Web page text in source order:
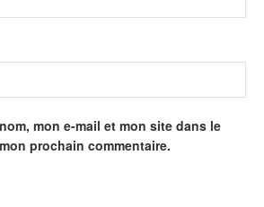
mon e-mail et mon site dans le
prochain commentaire.